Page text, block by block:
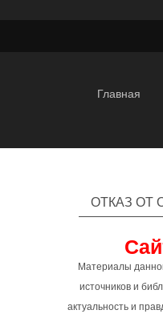
Главная
ОТКАЗ ОТ
Материалы
источников и
актуальность и